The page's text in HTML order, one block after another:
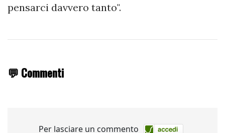
pensarci davvero tanto".
💬 Commenti